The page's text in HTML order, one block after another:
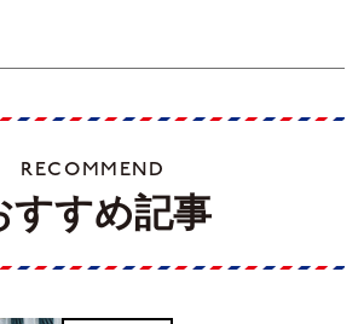
RECOMMEND
すすめ記事